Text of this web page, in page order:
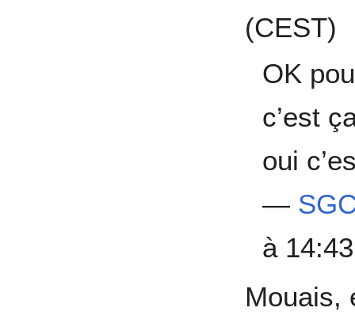
(CEST)
OK
c’est
oui
—
à
Mouais,